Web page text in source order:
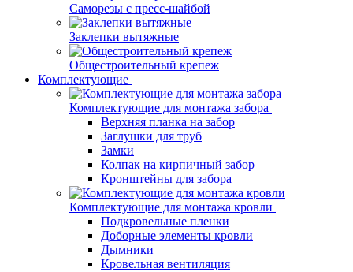
Саморезы с пресс-шайбой
Заклепки вытяжные
Общестроительный крепеж
Комплектующие
Комплектующие для монтажа забора
Верхняя планка на забор
Заглушки для труб
Замки
Колпак на кирпичный забор
Кронштейны для забора
Комплектующие для монтажа кровли
Подкровельные пленки
Доборные элементы кровли
Дымники
Кровельная вентиляция